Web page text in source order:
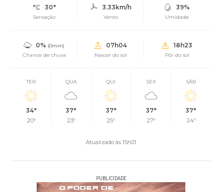
30°
Sensação
3.33km/h
Vento
39%
Umidade
0% (0mm)
Chance de chuva
07h04
Nascer do sol
18h23
Pôr do sol
TER
34°
20°
QUA
37°
23°
QUI
37°
25°
SEX
37°
27°
SÁB
37°
24°
Atualizado às 15h01
PUBLICIDADE